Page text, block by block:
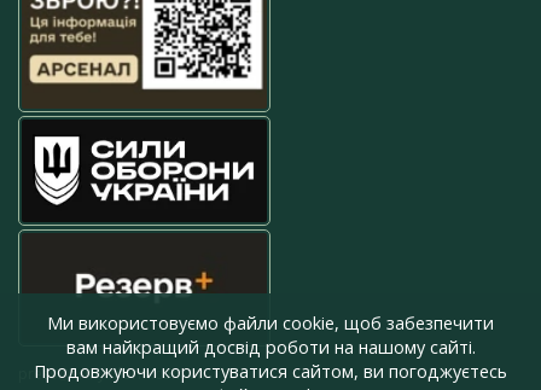
press@armyinform.com.ua
Ми використовуємо файли cookie, щоб забезпечити
вам найкращий досвід роботи на нашому сайті.
Продовжуючи користуватися сайтом, ви погоджуєтесь